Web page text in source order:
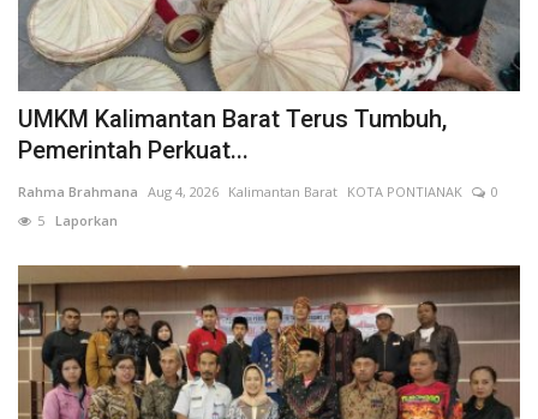
UMKM Kalimantan Barat Terus Tumbuh,
Pemerintah Perkuat...
Rahma Brahmana Aug 4, 2026 Kalimantan Barat KOTA PONTIANAK
0
5 Laporkan